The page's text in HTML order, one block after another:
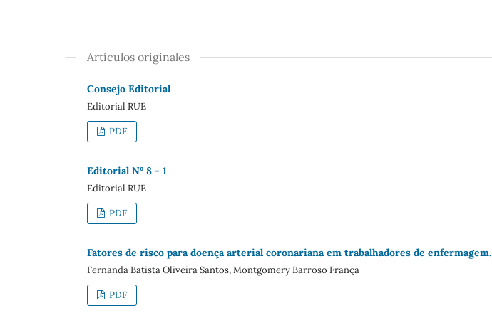
Artículos originales
Consejo Editorial
Editorial RUE
PDF
Editorial Nº 8 - 1
Editorial RUE
PDF
Fatores de risco para doença arterial coronariana em trabalhadores de enfermagem.
Fernanda Batista Oliveira Santos, Montgomery Barroso França
PDF